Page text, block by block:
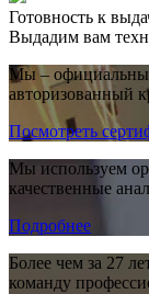
Готовность к
Выдадим вам
Мы –
авторизованный
Посмотреть
Мы используем
качественные
Подробнее
Более чем за 27
команду